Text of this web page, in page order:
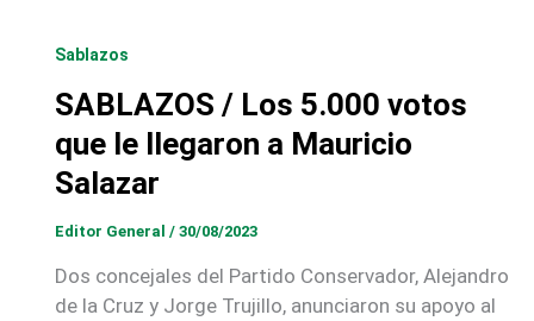
Sablazos
SABLAZOS / Los 5.000 votos
que le llegaron a Mauricio
Salazar
Editor General / 30/08/2023
Dos concejales del Partido Conservador, Alejandro
de la Cruz y Jorge Trujillo, anunciaron su apoyo al